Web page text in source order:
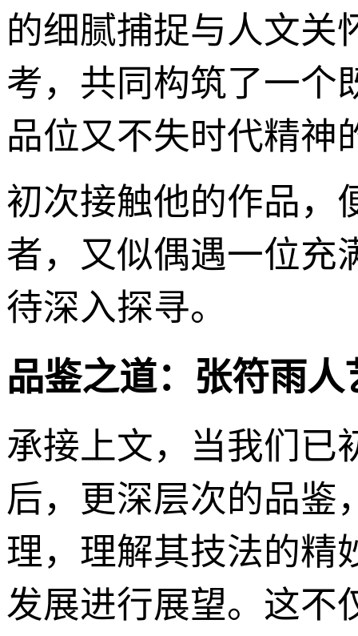
的细腻捕捉与人文关
考，共同构筑了一个
品位又不失时代精神
初次接触他的作品，
者，又似偶遇一位充
待深入探寻。
品鉴之道：张符雨
承接上文，当我们已
后，更深层次的品鉴
理，理解其技法的精
发展进行展望。这不